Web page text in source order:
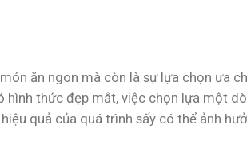
ăn ngon mà còn là sự lựa chọn ưa
hình thức đẹp mắt, việc chọn lựa một
quả của quá trình sấy có thể ảnh